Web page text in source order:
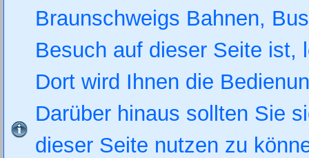
Braunschweigs Bahnen,
Besuch auf dieser Seite
Dort wird Ihnen die
Darüber hinaus sollten Sie
dieser Seite nutzen zu